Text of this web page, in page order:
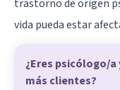
trastorno de origen
vida pueda estar
¿Eres psicólogo/
más clientes?